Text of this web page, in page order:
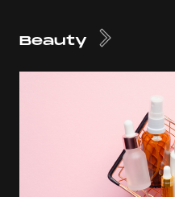
Beauty